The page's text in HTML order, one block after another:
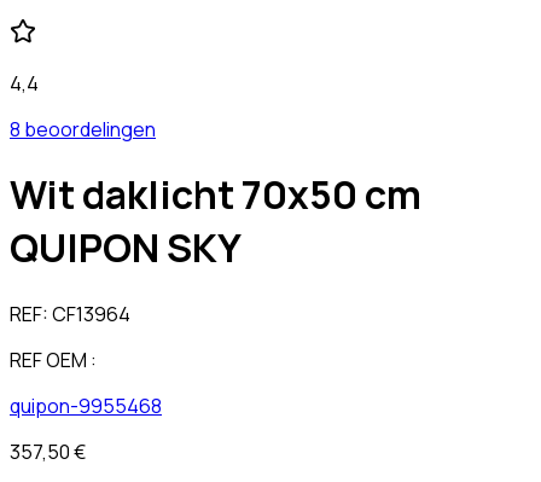
4,4
8 beoordelingen
Wit daklicht 70x50 cm
QUIPON SKY
REF:CF13964
REF OEM :
quipon-9955468
357,50 €